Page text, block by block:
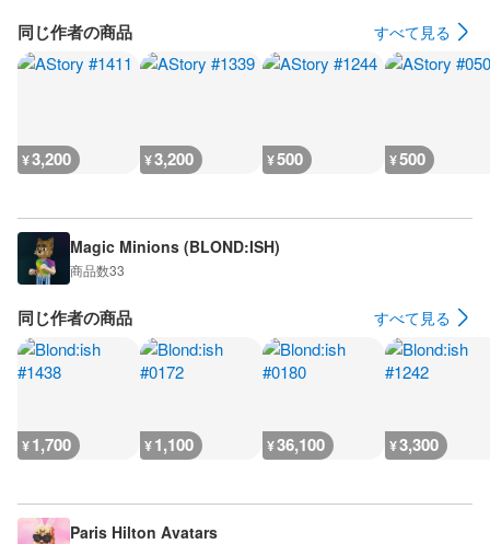
同じ作者の商品 すべて見る
¥3,200 ¥3,200 ¥500 ¥500
Magic Minions (BLOND:ISH)
商品数33
同じ作者の商品 すべて見る
¥1,700 ¥1,100 ¥36,100 ¥3,300
Paris Hilton Avatars